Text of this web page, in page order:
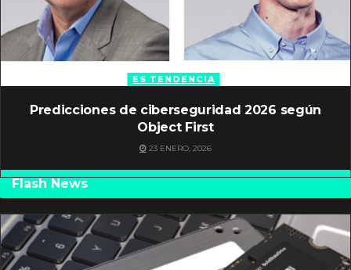
ES TENDENCIA
Predicciones de ciberseguridad 2026 según
Object First
23 ENERO, 2026
Flash News